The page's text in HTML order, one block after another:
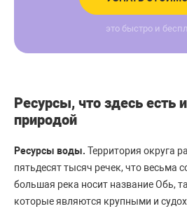
это быстро и
Ресурсы, что здесь есть
природой
Ресурсы воды. Территория округа
пятьдесят тысяч речек, что весьма
большая река носит название Обь,
которые являются крупными и